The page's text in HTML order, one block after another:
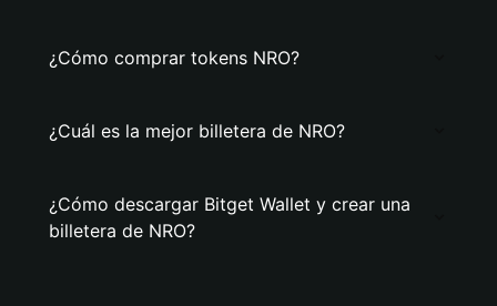
¿Cómo comprar tokens NRO?
¿Cuál es la mejor billetera de NRO?
¿Cómo descargar Bitget Wallet y crear una
billetera de NRO?